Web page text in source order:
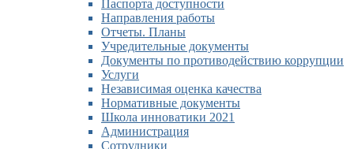
Паспорта доступности
Направления работы
Отчеты. Планы
Учредительные документы
Документы по противодействию коррупции
Услуги
Независимая оценка качества
Нормативные документы
Школа инноватики 2021
Администрация
Сотрудники